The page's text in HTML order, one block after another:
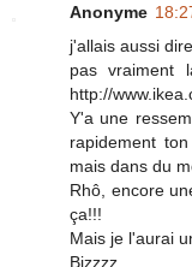
Anonyme
j'allais aussi
pas vraiment
http://
Y'a une
rapidement
mais dans du
Rhô, encore
ça!!!
Mais je l'aurai
Bizzzz,